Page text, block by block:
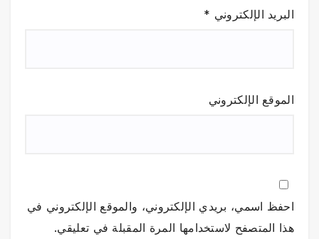
البريد الإلكتروني *
الموقع الإلكتروني
احفظ اسمي، بريدي الإلكتروني، والموقع الإلكتروني في
هذا المتصفح لاستخدامها المرة المقبلة في تعليقي.